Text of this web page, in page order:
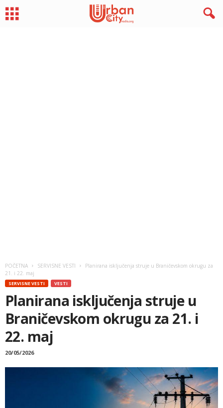
POČETNA SERVISNE VESTI
Planirana isključenja struje u Braničevskom okrugu za
21. i 22. maj
SERVISNE VESTI VESTI
Planirana isključenja struje u
Braničevskom okrugu za 21. i
22. maj
20/05/2026